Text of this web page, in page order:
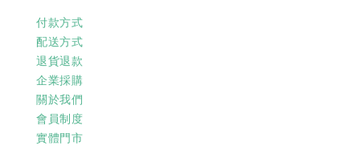
付款方式
配送方式
退貨退款
企業採購
關於我們
會員制度
實體門市